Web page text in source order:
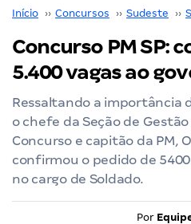
Início ›› Concursos ›› Sudeste ››
Concurso PM SP:
5.400 vagas ao
Ressaltando a importância
o chefe da Seção de
Concurso e capitão da PM,
confirmou o pedido de
no cargo de Soldado.
Por